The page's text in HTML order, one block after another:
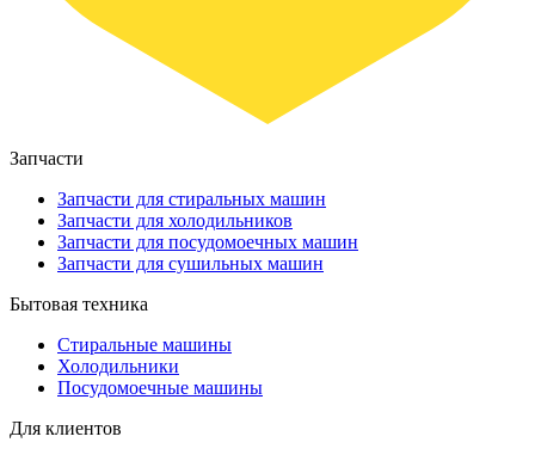
Запчасти
Запчасти для стиральных машин
Запчасти для холодильников
Запчасти для посудомоечных машин
Запчасти для сушильных машин
Бытовая техника
Стиральные машины
Холодильники
Посудомоечные машины
Для клиентов